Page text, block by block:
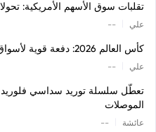
تقلبات سوق الأسهم الأمريكية:
علي --
كأس العالم 2026: دفعة قوية لأسواق التنبؤات وتعزيز لـ DraftKings
علي --
تعطّل سلسلة توريد سداسي فلوريد
الموصلات
عائشة --